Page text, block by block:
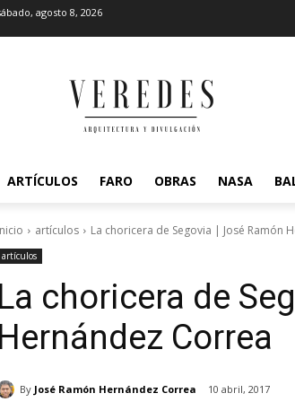
agosto 8, 2026
ARTÍCULOS FARO OBRAS NASA
artículos La choricera de Segovia | José Ramón
artículos
La choricera de
Hernández Correa
By José Ramón Hernández Correa 10 abril, 2017